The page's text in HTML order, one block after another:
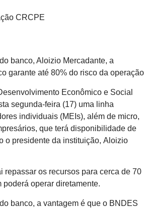
CRCPE
banco, Aloizio Mercadante, a
garante até 80% do risco da operação
Econômico e Social
segunda-feira (17) uma linha
individuais (MEIs), além de micro,
que terá disponibilidade de
o presidente da instituição, Aloizio
repassar os recursos para cerca de 70
poderá operar diretamente.
banco, a vantagem é que o BNDES